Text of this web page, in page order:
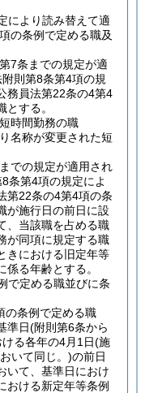
により読み替えて適
の条例で定める職及
7条までの規定が適
則第8条第4項の規
務員法第22条の4第4
する。
時間勤務の職
名称が変更された短
での規定が適用され
条第4項の規定によ
第22条の4第4項の条
が施行日の前日に設
、当該職を占める職
が同項に規定する職
きにおける旧定年等
る年齢とする。
で定める職並びに条
の条例で定める職
準日(附則第6条から
る各年の4月1日(施
いて同じ。)の前日
いて、基準日におけ
おける新定年等条例